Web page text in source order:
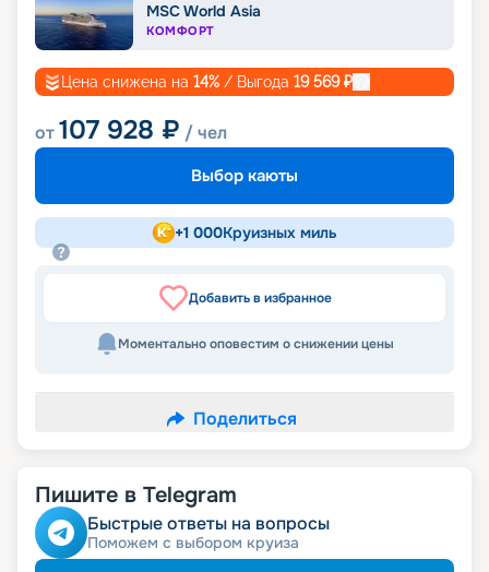
MSC World Asia
КОМФОРТ
Цена снижена на 14% / Выгода 19 569₽
от107 928 ₽ / чел
Выбор каюты
+1 000Круизных миль
Добавить в избранное
Моментально оповестим о снижении цены
Поделиться
Пишите в Telegram
Быстрые ответы на вопросы
Поможем с выбором круиза